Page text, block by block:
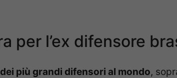
per l’ex difensore
più grandi difensori al mondo,